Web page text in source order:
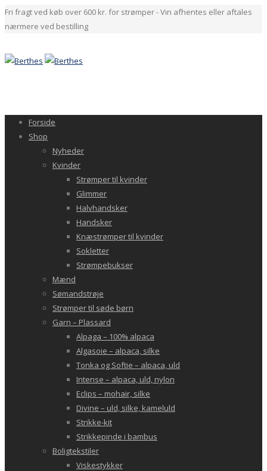
Fri fragt ved køb over 600 kr. for strømper - Vin afhentes eller aftales
nærmere ved bestilling
Forside
Shop
Nyheder
Kvinder
Strømper til kvinder
Glimmer
Halvhandsker
Handsker
Knæstrømper til kvinder
Sokletter
Strømpebukser
Mænd
Sømandstrøje
Strømper til søde børn
Garn – Plassard
Alpaga – 100% alpaca
Algasoie – alpaca, silke
Tonka og Softie – alpaca, uld
Intense – alpaca, uld, nylon
Eclips – mohair, silke
Divine – uld, silke, kameluld
Strikke-kit
Strikkepinde i bambus
Boligtekstiler
Viskestykker